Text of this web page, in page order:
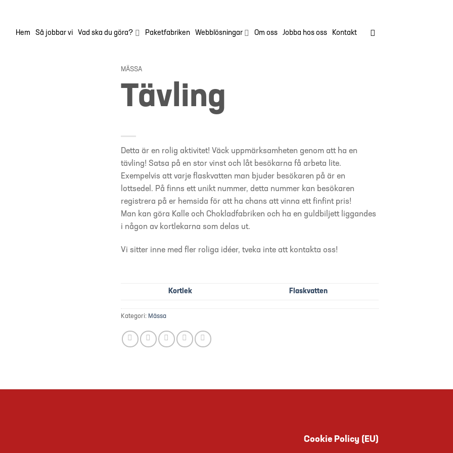
Hem Så jobbar vi Vad ska du göra? Paketfabriken Webblösningar Om oss Jobba hos oss Kontakt
MÄSSA
Tävling
Detta är en rolig aktivitet! Väck uppmärksamheten genom att ha en
tävling! Satsa på en stor vinst och låt besökarna få arbeta lite.
Exempelvis att varje flaskvatten man bjuder besökaren på är en
lottsedel. På finns ett unikt nummer, detta nummer kan besökaren
registrera på er hemsida för att ha chans att vinna ett finfint pris!
Man kan göra Kalle och Chokladfabriken och ha en guldbiljett liggandes
i någon av kortlekarna som delas ut.
Vi sitter inne med fler roliga idéer, tveka inte att kontakta oss!
Kortlek Flaskvatten
Kategori: Mässa
Cookie Policy (EU)